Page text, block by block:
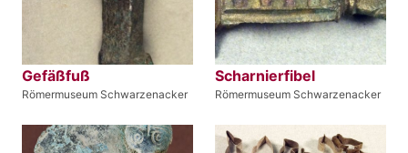
Gefäßfuß
Römermuseum Schwarzenacker
Scharnierfibel
Römermuseum Schwarzenacker